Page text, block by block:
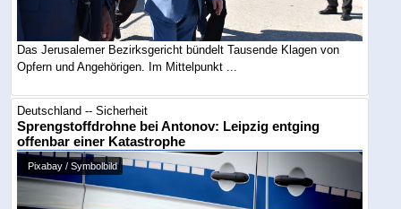
Das Jerusalemer Bezirksgericht bündelt Tausende Klagen von
Opfern und Angehörigen. Im Mittelpunkt ...
Deutschland -- Sicherheit
Sprengstoffdrohne bei Antonov: Leipzig entging
offenbar einer Katastrophe
Pixabay / Symbolbild